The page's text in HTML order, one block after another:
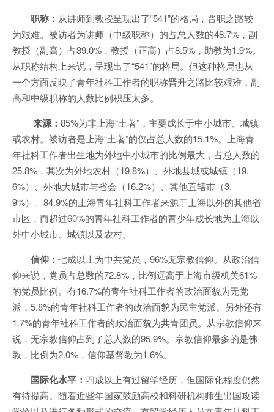
职称： 从讲师到教授呈现出了“541”的格局，晋职之路较
为艰难。被访者为讲师（中级职称）的占总人数的48.7%，副
教授（副高）占39.0%，教授（正高）占8.5%，助教为1.9%。
从职称结构上来说，呈现出了“541”的格局。但这种格局也从
一个方面反映了青年社科工作者的职称晋升之路比较艰难，副
高和中级职称的人数比例积压太多。
来源： 85%为非上海“土著”，主要成长于中小城市、城镇
或农村。被访者是上海“土著”的仅占总人数的15.1%。上海青
年社科工作者出生地为外地中小城市的比例最大，占总人数的
25.8%，其次为外地农村（19.8%）、外地县城或城镇（19.
6%）、外地大城市与省会（16.2%）、其他直辖市（3.
9%）。84.9%的上海青年社科工作者来源于上海以外的其他省
市区，而超过60%的青年社科工作者的青少年成长地为上海以
外中小城市、城镇以及农村。
信仰： 七成以上为中共党员，96%无宗教信仰。从政治信
仰来说，党员占总数的72.8%，比例远高于上海市级机关61%
的党员比例。有16.7%的青年社科工作者的政治面貌为无党
派，5.8%的青年社科工作者的政治面貌为民主党派。另外还有
1.7%的青年社科工作者的政治面貌为共青团员。从宗教信仰来
说，无宗教信仰占到了总人数的95.9%。宗教信仰最多的是佛
教，比例为2.0%，信仰基督教为1.6%。
国际化水平： 四成以上有过留学经历，但国际化程度仍然
有待提高。随着近些年国家鼓励高校和科研机构师生出国攻读